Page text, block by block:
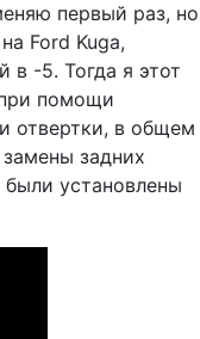
первый раз, но
Ford Kuga,
в -5. Тогда я этот
помощи
отвертки, в общем
задних
установлены